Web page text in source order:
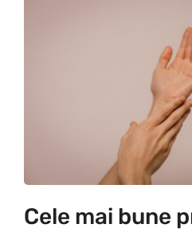
Cele mai bune